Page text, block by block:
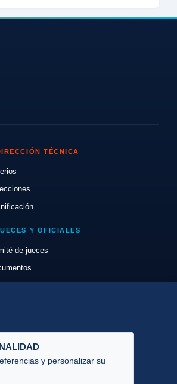
TÉCNICA
Y OFICIALES
de jueces
y personalizar su